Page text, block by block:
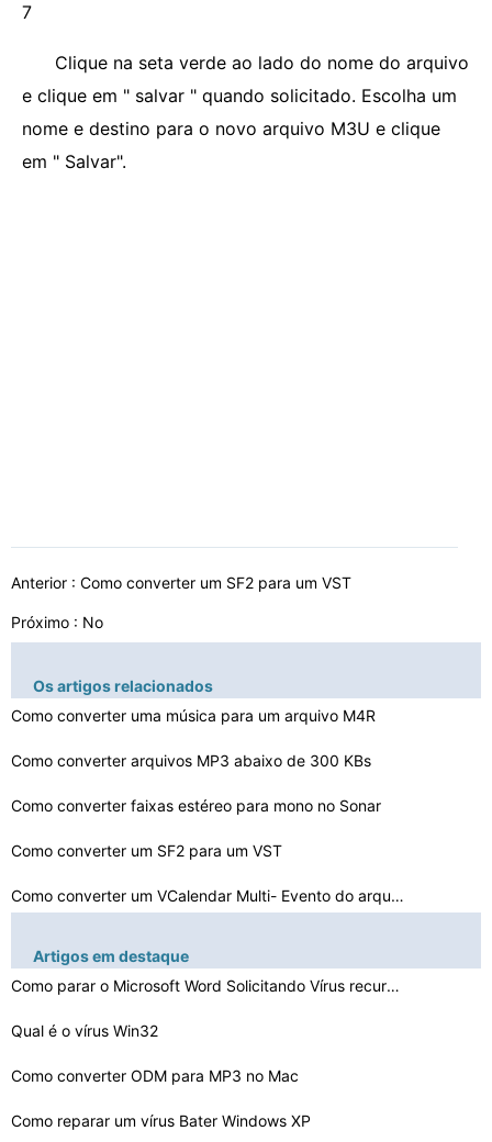
7
Clique na seta verde ao lado do nome do arquivo
e clique em " salvar " quando solicitado. Escolha um
nome e destino para o novo arquivo M3U ​​e clique
em " Salvar".
Anterior : Como converter um SF2 para um VST
Próximo : No
Os artigos relacionados
Como converter uma música para um arquivo M4R
Como converter arquivos MP3 abaixo de 300 KBs
Como converter faixas estéreo para mono no Sonar
Como converter um SF2 para um VST
Como converter um VCalendar Multi- Evento do arquivo em…
Como converter arquivos LDraw para Roblox
Como converter Foobar para Gapless MP3
Artigos em destaque
Como parar o Microsoft Word Solicitando Vírus recurso …
Qual é o vírus Win32
Como converter ODM para MP3 no Mac
Como reparar um vírus Bater Windows XP